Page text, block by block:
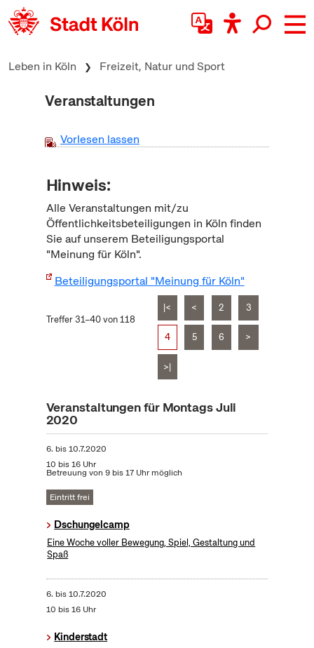
zum Inhalt springen
Leben in Köln Freizeit, Natur und Sport
Veranstaltungen
Vorlesen lassen
Hinweis:
Alle Veranstaltungen mit/zu
Öffentlichkeitsbeteiligungen in Köln finden
Sie auf unserem Beteiligungsportal
"Meinung für Köln".
Beteiligungsportal "Meinung für Köln"
Treffer 31–40 von 118
|< < 2 3
4 5 6 >
>|
Veranstaltungen für Montags Juli
2020
6. bis10.7.2020
10 bis 16 Uhr
Betreuung von 9 bis 17 Uhr möglich
Eintritt frei
Dschungelcamp
Eine Woche voller Bewegung, Spiel, Gestaltung und
Spaß
6. bis10.7.2020
10 bis 16 Uhr
Kinderstadt